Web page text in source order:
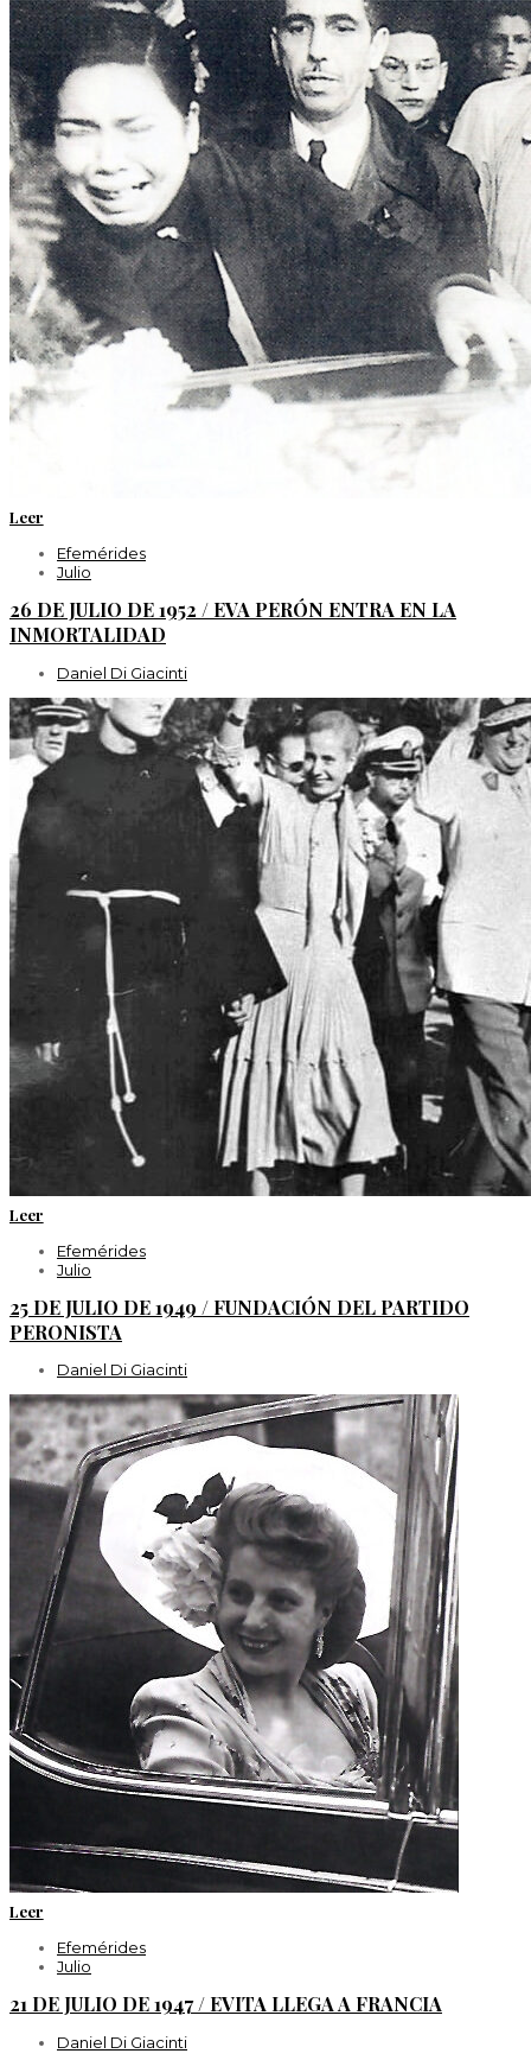
Leer
Efemérides
Julio
26 DE JULIO DE 1952 / EVA PERÓN ENTRA EN LA
INMORTALIDAD
Daniel Di Giacinti
Leer
Efemérides
Julio
25 DE JULIO DE 1949 / FUNDACIÓN DEL PARTIDO
PERONISTA
Daniel Di Giacinti
Leer
Efemérides
Julio
21 DE JULIO DE 1947 / EVITA LLEGA A FRANCIA
Daniel Di Giacinti